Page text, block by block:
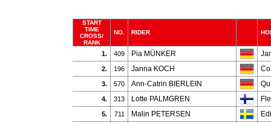
START
TIME
CROSS/
RANK
NO. RIDER
1. 409 Pia MÜNKER
2. 196 Janna KOCH
3. 570 Ann-Catrin BIERLEIN
4. 313 Lotte PALMGREN
5. 711 Malin PETERSEN